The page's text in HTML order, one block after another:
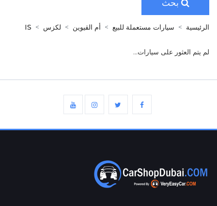
بحث
الرئيسية سيارات مستعملة للبيع أم القيوين لكزس IS
لم يتم العثور على سيارات...